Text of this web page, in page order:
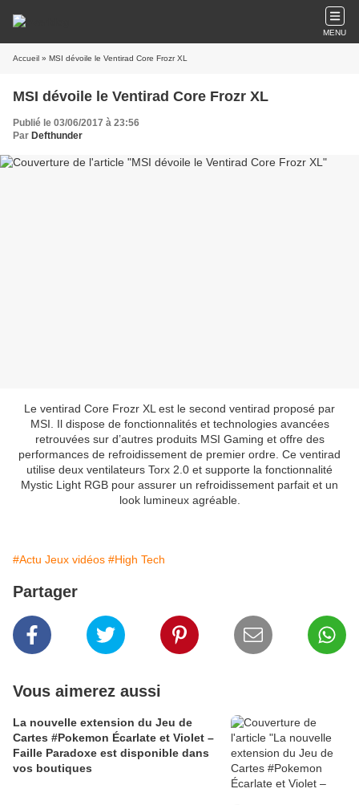
MENU
Accueil » MSI dévoile le Ventirad Core Frozr XL
MSI dévoile le Ventirad Core Frozr XL
Publié le 03/06/2017 à 23:56
Par Defthunder
Le ventirad Core Frozr XL est le second ventirad proposé par
MSI. Il dispose de fonctionnalités et technologies avancées
retrouvées sur d’autres produits MSI Gaming et offre des
performances de refroidissement de premier ordre. Ce ventirad
utilise deux ventilateurs Torx 2.0 et supporte la fonctionnalité
Mystic Light RGB pour assurer un refroidissement parfait et un
look lumineux agréable.
#Actu Jeux vidéos #High Tech
Partager
Vous aimerez aussi
La nouvelle extension du Jeu de
Cartes #Pokemon Écarlate et Violet –
Faille Paradoxe est disponible dans
vos boutiques